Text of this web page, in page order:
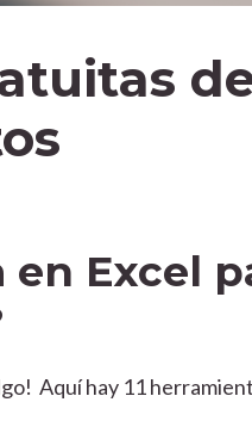
en Excel
Aquí hay 11